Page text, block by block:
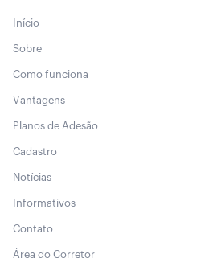
Início
Sobre
Como funciona
Vantagens
Planos de Adesão
Cadastro
Notícias
Informativos
Contato
Área do Corretor